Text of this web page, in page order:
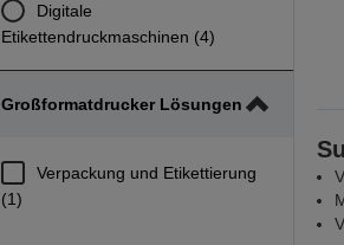
Digitale
Etikettendruckmaschinen (4)
Großformatdrucker Lösungen
Verpackung und Etikettierung
(1)